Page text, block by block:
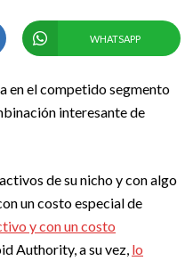
WHATSAPP
en el competido segmento
interesante de
de su nicho y con algo
un costo especial de
y con un costo
Authority, a su vez, lo